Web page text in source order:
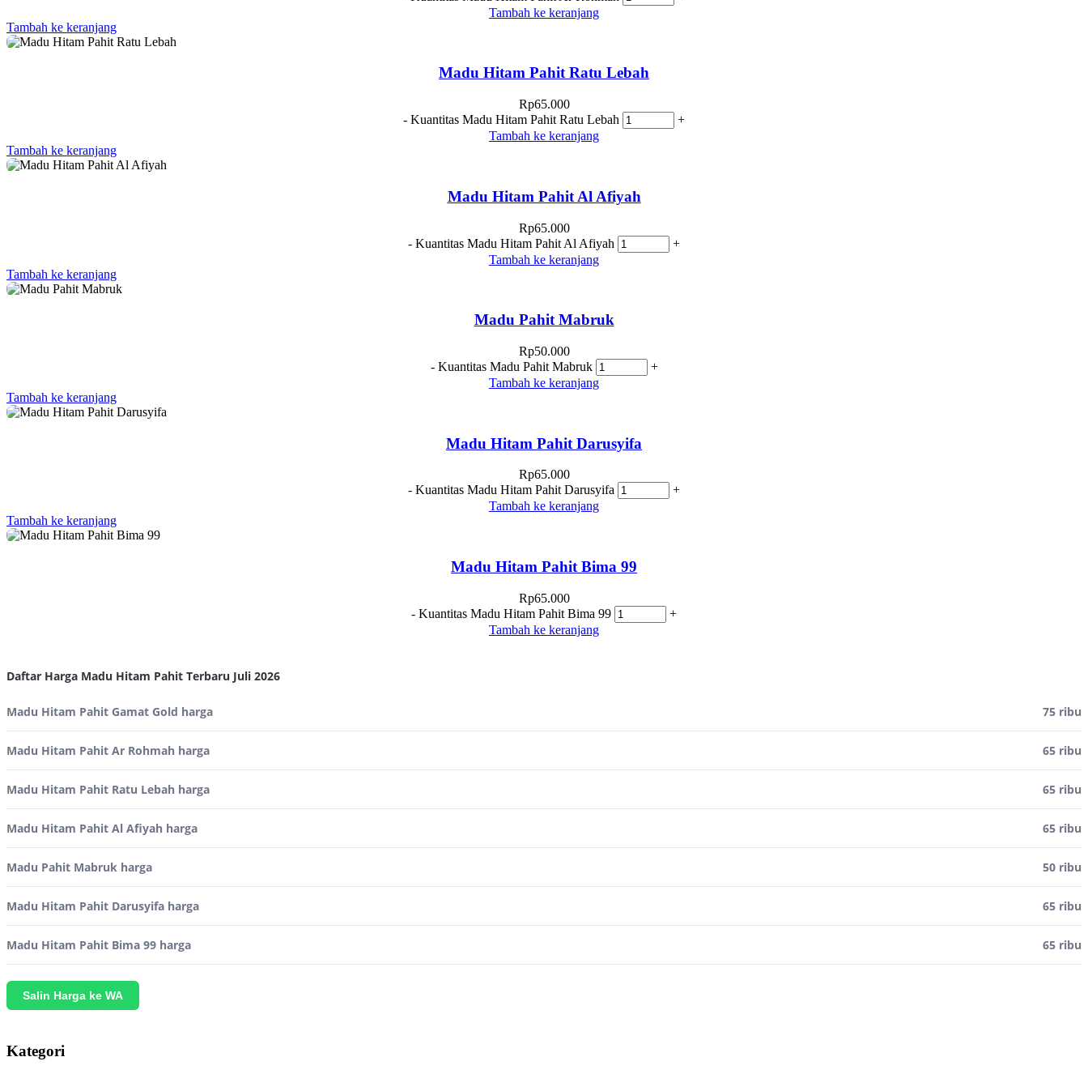
Tambah ke keranjang
Tambah ke keranjang
Madu Hitam Pahit Ratu Lebah
Rp65.000
- Kuantitas Madu Hitam Pahit Ratu Lebah
+
Tambah ke keranjang
Tambah ke keranjang
Madu Hitam Pahit Al Afiyah
Rp65.000
- Kuantitas Madu Hitam Pahit Al Afiyah
+
Tambah ke keranjang
Tambah ke keranjang
Madu Pahit Mabruk
Rp50.000
- Kuantitas Madu Pahit Mabruk
+
Tambah ke keranjang
Tambah ke keranjang
Madu Hitam Pahit Darusyifa
Rp65.000
- Kuantitas Madu Hitam Pahit Darusyifa
+
Tambah ke keranjang
Tambah ke keranjang
Madu Hitam Pahit Bima 99
Rp65.000
- Kuantitas Madu Hitam Pahit Bima 99
+
Tambah ke keranjang
Daftar Harga Madu Hitam Pahit Terbaru Juli 2026
Madu Hitam Pahit Gamat Gold harga 75 ribu
Madu Hitam Pahit Ar Rohmah harga 65 ribu
Madu Hitam Pahit Ratu Lebah harga 65 ribu
Madu Hitam Pahit Al Afiyah harga 65 ribu
Madu Pahit Mabruk harga 50 ribu
Madu Hitam Pahit Darusyifa harga 65 ribu
Madu Hitam Pahit Bima 99 harga 65 ribu
Salin Harga ke WA
Kategori